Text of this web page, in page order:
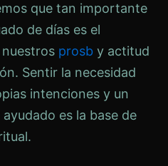
que tan importante
de días es el
prosb y actitud
Sentir la necesidad
intenciones y un
es la base de